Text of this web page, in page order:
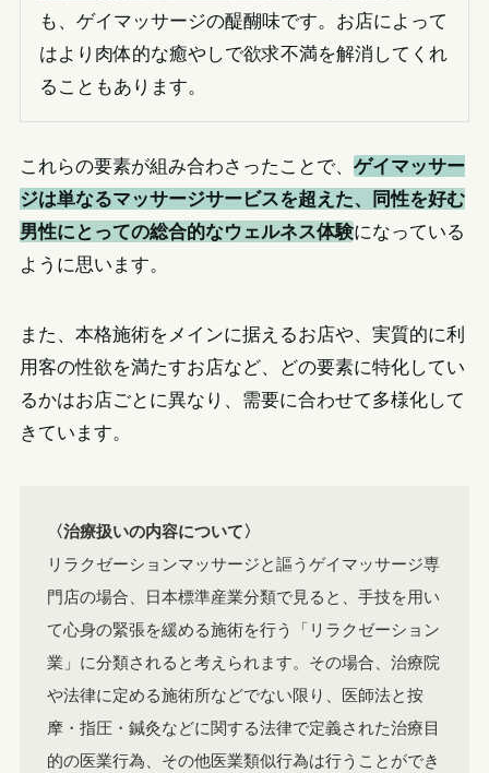
も、ゲイマッサージの醍醐味です。お店によって
はより肉体的な癒やしで欲求不満を解消してくれ
ることもあります。
これらの要素が組み合わさったことで、 ゲイマッサー
ジは単なるマッサージサービスを超えた、同性を好む
男性にとっての総合的なウェルネス体験になっている
ように思います。
また、本格施術をメインに据えるお店や、実質的に利
用客の性欲を満たすお店など、どの要素に特化してい
るかはお店ごとに異なり、需要に合わせて多様化して
きています。
〈治療扱いの内容について〉
リラクゼーションマッサージと謳うゲイマッサージ専
門店の場合、日本標準産業分類で見ると、手技を用い
て心身の緊張を緩める施術を行う「リラクゼーション
業」に分類されると考えられます。その場合、治療院
や法律に定める施術所などでない限り、医師法と按
摩・指圧・鍼灸などに関する法律で定義された治療目
的の医業行為、その他医業類似行為は行うことができ